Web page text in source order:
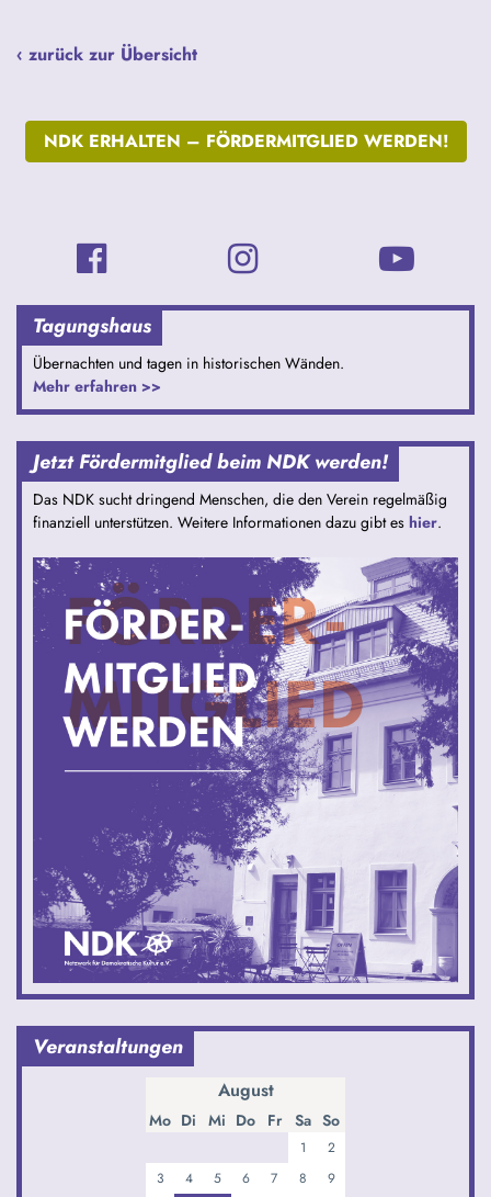
‹ zurück zur Übersicht
NDK ERHALTEN – FÖRDERMITGLIED WERDEN!
Tagungshaus
Übernachten und tagen in historischen Wänden.
Mehr erfahren >>
Jetzt Fördermitglied beim NDK werden!
Das NDK sucht dringend Menschen, die den Verein regelmäßig
finanziell unterstützen. Weitere Informationen dazu gibt es hier.
Veranstaltungen
August
Mo Di Mi Do Fr Sa So
1
2
3
4 5 6 7 8
9